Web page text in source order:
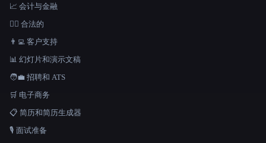
📈 会计与金融
👩‍⚖️ 合法的
👨‍💻 客户支持
📊 幻灯片和演示文稿
🧑‍💼 招聘和 ATS
🛒 电子商务
📋 简历和简历生成器
🎙️ 面试准备